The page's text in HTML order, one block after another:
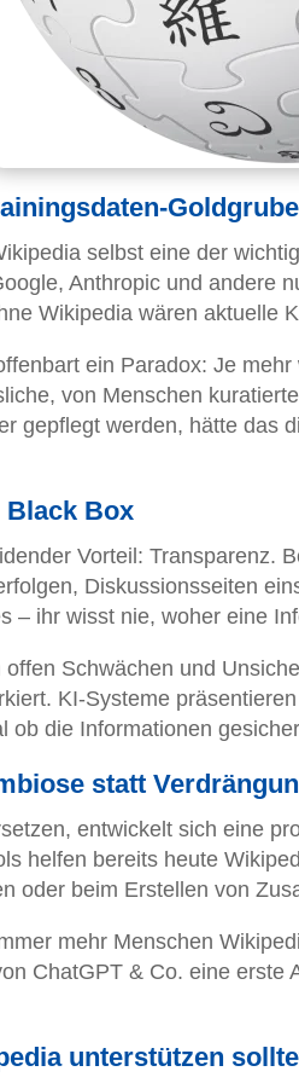
selbst eine der
Anthropic und andere
Wikipedia wären aktuelle
ein Paradox: Je
von Menschen
gepflegt werden, hätte das
Black Box
Vorteil: Transparenz.
Diskussionsseiten
– ihr wisst nie, woher eine
Schwächen und
KI-Systeme
ob die Informationen
statt
entwickelt sich eine
helfen bereits heute
oder beim Erstellen von
mehr Menschen
ChatGPT & Co. eine erste
unterstützen